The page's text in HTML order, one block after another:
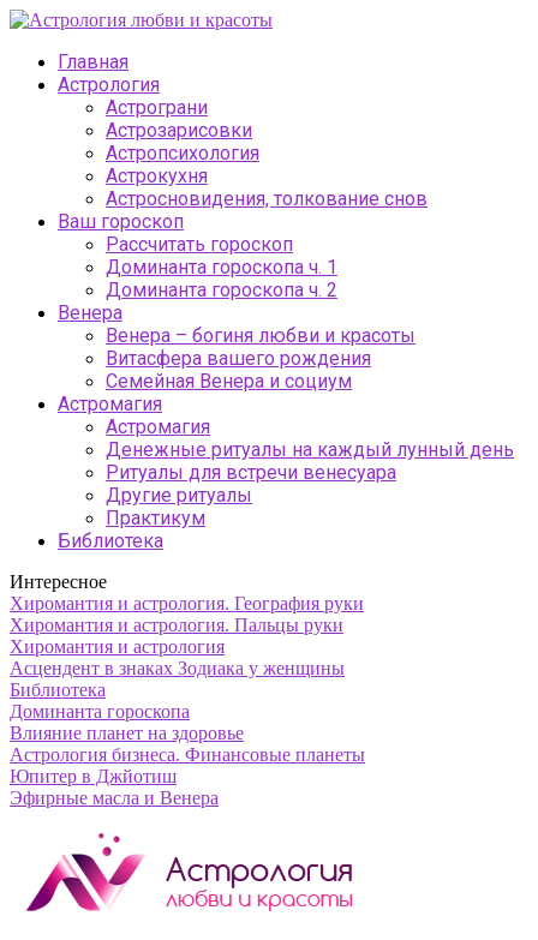
Главная
Астрология
Астрограни
Астрозарисовки
Астропсихология
Астрокухня
Астросновидения, толкование снов
Ваш гороскоп
Рассчитать гороскоп
Доминанта гороскопа ч. 1
Доминанта гороскопа ч. 2
Венера
Венера – богиня любви и красоты
Витасфера вашего рождения
Семейная Венера и социум
Астромагия
Астромагия
Денежные ритуалы на каждый лунный день
Ритуалы для встречи венесуара
Другие ритуалы
Практикум
Библиотека
Интересное
Хиромантия и астрология. География руки
Хиромантия и астрология. Пальцы руки
Хиромантия и астрология
Асцендент в знаках Зодиака у женщины
Библиотека
Доминанта гороскопа
Влияние планет на здоровье
Астрология бизнеса. Финансовые планеты
Юпитер в Джйотиш
Эфирные масла и Венера